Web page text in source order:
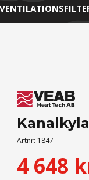
Artnr: 1847
4 648